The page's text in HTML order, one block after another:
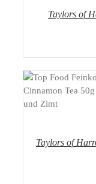
Taylors of
Taylors of